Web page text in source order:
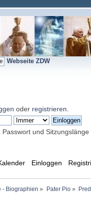
Webseite ZDW
oder registrieren
und Sitzungslänge
Einloggen
- Biographien » Pater Pio»